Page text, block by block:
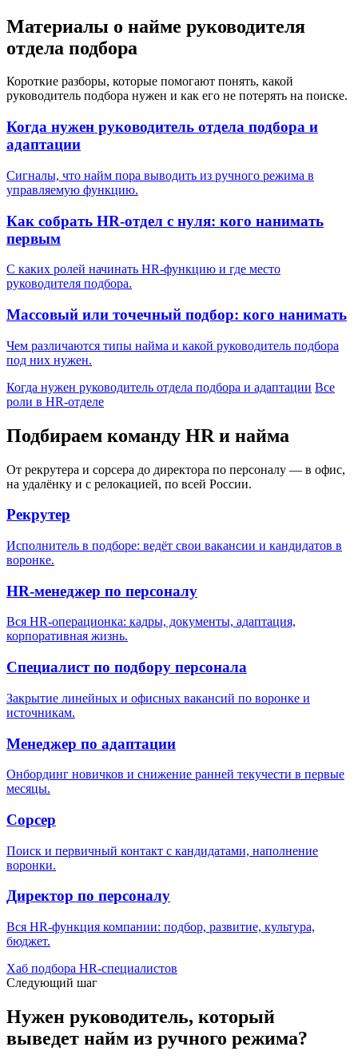
Материалы о найме руководителя
отдела подбора
Короткие разборы, которые помогают понять, какой
руководитель подбора нужен и как его не потерять на поиске.
Когда нужен руководитель отдела подбора и
адаптации
Сигналы, что найм пора выводить из ручного режима в
управляемую функцию.
Как собрать HR-отдел с нуля: кого нанимать
первым
С каких ролей начинать HR-функцию и где место
руководителя подбора.
Массовый или точечный подбор: кого нанимать
Чем различаются типы найма и какой руководитель подбора
под них нужен.
Когда нужен руководитель отдела подбора и адаптации Все
роли в HR-отделе
Подбираем команду HR и найма
От рекрутера и сорсера до директора по персоналу — в офис,
на удалёнку и с релокацией, по всей России.
Рекрутер
Исполнитель в подборе: ведёт свои вакансии и кандидатов в
воронке.
HR-менеджер по персоналу
Вся HR-операционка: кадры, документы, адаптация,
корпоративная жизнь.
Специалист по подбору персонала
Закрытие линейных и офисных вакансий по воронке и
источникам.
Менеджер по адаптации
Онбординг новичков и снижение ранней текучести в первые
месяцы.
Сорсер
Поиск и первичный контакт с кандидатами, наполнение
воронки.
Директор по персоналу
Вся HR-функция компании: подбор, развитие, культура,
бюджет.
Хаб подбора HR-специалистов
Следующий шаг
Нужен руководитель, который
выведет найм из ручного режима?